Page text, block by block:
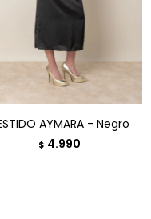
AYMARA - Negro
$ 4.990